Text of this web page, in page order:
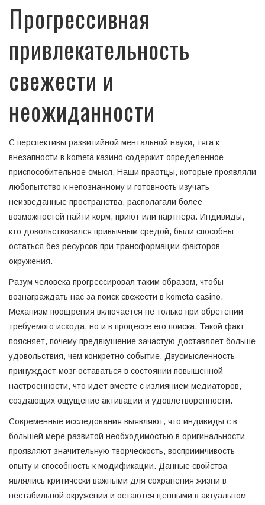
Прогрессивная
привлекательность
свежести и
неожиданности
С перспективы развитийной ментальной науки, тяга к
внезапности в kometa казино содержит определенное
приспособительное смысл. Наши праотцы, которые проявляли
любопытство к непознанному и готовность изучать
неизведанные пространства, располагали более
возможностей найти корм, приют или партнера. Индивиды,
кто довольствовался привычным средой, были способны
остаться без ресурсов при трансформации факторов
окружения.
Разум человека прогрессировал таким образом, чтобы
вознаграждать нас за поиск свежести в kometa casino.
Механизм поощрения включается не только при обретении
требуемого исхода, но и в процессе его поиска. Такой факт
поясняет, почему предвкушение зачастую доставляет больше
удовольствия, чем конкретно событие. Двусмысленность
принуждает мозг оставаться в состоянии повышенной
настроенности, что идет вместе с излиянием медиаторов,
создающих ощущение активации и удовлетворенности.
Современные исследования выявляют, что индивиды с в
большей мере развитой необходимостью в оригинальности
проявляют значительную творческость, восприимчивость
опыту и способность к модификации. Данные свойства
являлись критически важными для сохранения жизни в
нестабильной окружении и остаются ценными в актуальном